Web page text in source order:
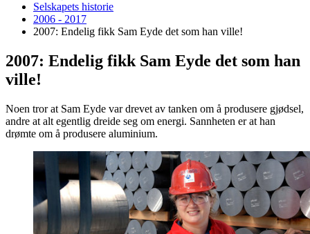
Selskapets historie
2006 - 2017
2007: Endelig fikk Sam Eyde det som han ville!
2007: Endelig fikk Sam Eyde det som han
ville!
Noen tror at Sam Eyde var drevet av tanken om å produsere gjødsel,
andre at alt egentlig dreide seg om energi. Sannheten er at han
drømte om å produsere aluminium.